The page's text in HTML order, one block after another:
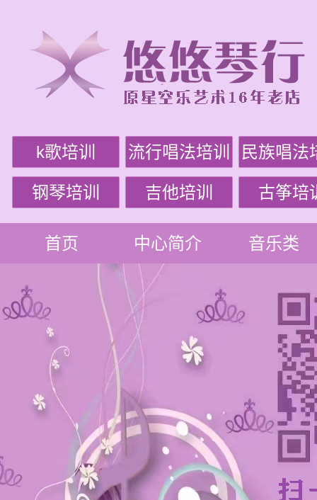
k歌培训 流行唱法培训 民族唱法
钢琴培训 吉他培训 古筝培
首页 中心简介 音乐类